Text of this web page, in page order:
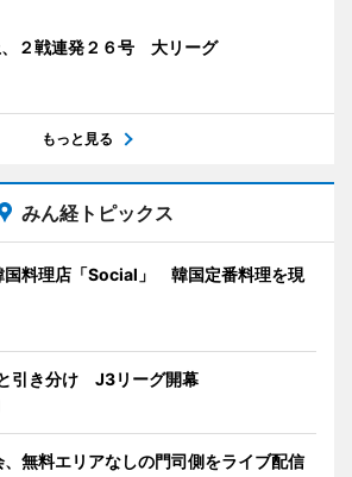
２戦連発２６号 大リーグ
もっと見る
みん経トピックス
国料理店「Social」 韓国定番料理を現
引き分け J3リーグ開幕
無料エリアなしの門司側をライブ配信